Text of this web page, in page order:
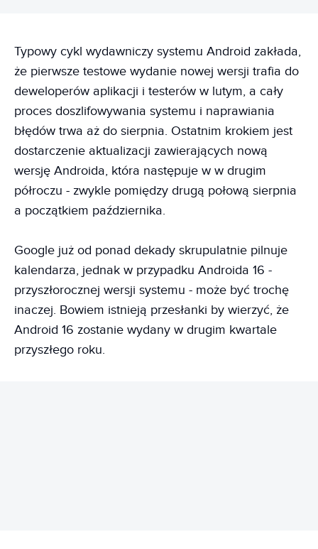
Typowy cykl wydawniczy systemu Android zakłada,
że pierwsze testowe wydanie nowej wersji trafia do
deweloperów aplikacji i testerów w lutym, a cały
proces doszlifowywania systemu i naprawiania
błędów trwa aż do sierpnia. Ostatnim krokiem jest
dostarczenie aktualizacji zawierających nową
wersję Androida, która następuje w w drugim
półroczu - zwykle pomiędzy drugą połową sierpnia
a początkiem października.
Google już od ponad dekady skrupulatnie pilnuje
kalendarza, jednak w przypadku Androida 16 -
przyszłorocznej wersji systemu - może być trochę
inaczej. Bowiem istnieją przesłanki by wierzyć, że
Android 16 zostanie wydany w drugim kwartale
przyszłego roku.